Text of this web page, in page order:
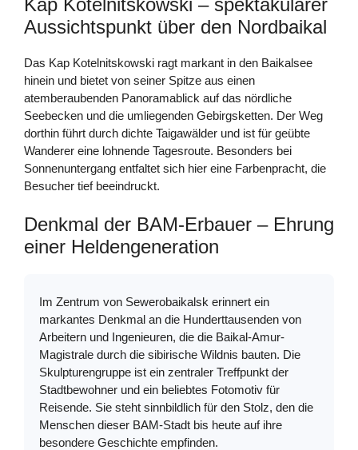
Kap Kotelnitskowski – spektakulärer
Aussichtspunkt über den Nordbaikal
Das Kap Kotelnitskowski ragt markant in den Baikalsee
hinein und bietet von seiner Spitze aus einen
atemberaubenden Panoramablick auf das nördliche
Seebecken und die umliegenden Gebirgsketten. Der Weg
dorthin führt durch dichte Taigawälder und ist für geübte
Wanderer eine lohnende Tagesroute. Besonders bei
Sonnenuntergang entfaltet sich hier eine Farbenpracht, die
Besucher tief beeindruckt.
Denkmal der BAM-Erbauer – Ehrung
einer Heldengeneration
Im Zentrum von Sewerobaikalsk erinnert ein
markantes Denkmal an die Hunderttausenden von
Arbeitern und Ingenieuren, die die Baikal-Amur-
Magistrale durch die sibirische Wildnis bauten. Die
Skulpturengruppe ist ein zentraler Treffpunkt der
Stadtbewohner und ein beliebtes Fotomotiv für
Reisende. Sie steht sinnbildlich für den Stolz, den die
Menschen dieser BAM-Stadt bis heute auf ihre
besondere Geschichte empfinden.